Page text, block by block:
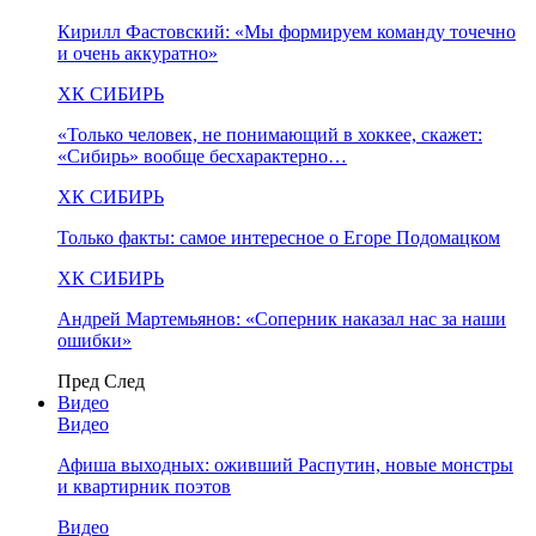
Кирилл Фастовский: «Мы формируем команду точечно
и очень аккуратно»
ХК СИБИРЬ
«Только человек, не понимающий в хоккее, скажет:
«Сибирь» вообще бесхарактерно…
ХК СИБИРЬ
Только факты: самое интересное о Егоре Подомацком
ХК СИБИРЬ
Андрей Мартемьянов: «Соперник наказал нас за наши
ошибки»
Пред След
Видео
Видео
Афиша выходных: оживший Распутин, новые монстры
и квартирник поэтов
Видео